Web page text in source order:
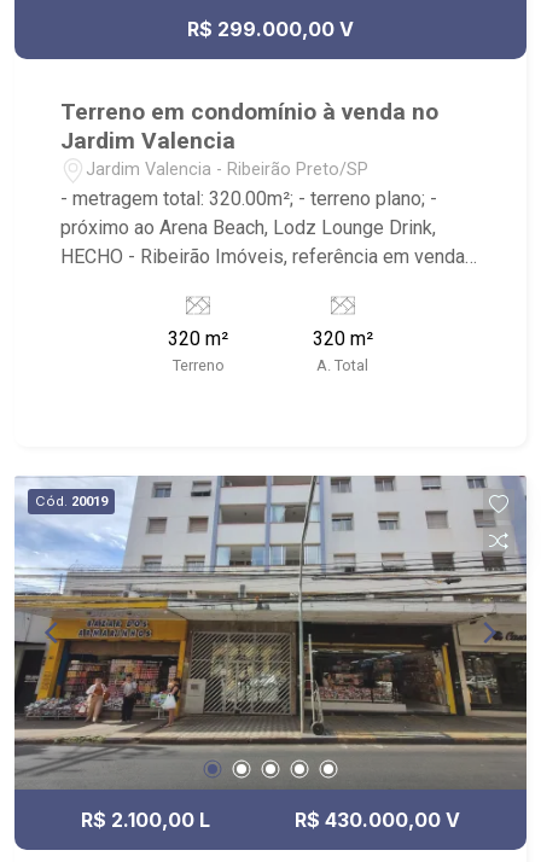
R$ 299.000,00 V
Terreno em condomínio à venda no
Jardim Valencia
Jardim Valencia - Ribeirão Preto/SP
- metragem total: 320.00m²; - terreno plano; -
próximo ao Arena Beach, Lodz Lounge Drink,
HECHO - Ribeirão Imóveis, referência em venda,
Imóveis, afinal Somos e Vivemos Ribeirão: -
funcionários capacitados; - processos rápidos e
eficientes; - análise criteriosa de documentação;
Professor João Fiusa;
320 m²
Terreno
320 m²
A. Total
Cód. 20019
R$ 2.100,00 L R$ 430.000,00 V